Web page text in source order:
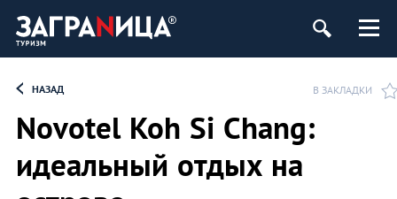
НАЗАД В ЗАКЛАДКИ
Novotel Koh Si Chang:
идеальный отдых на